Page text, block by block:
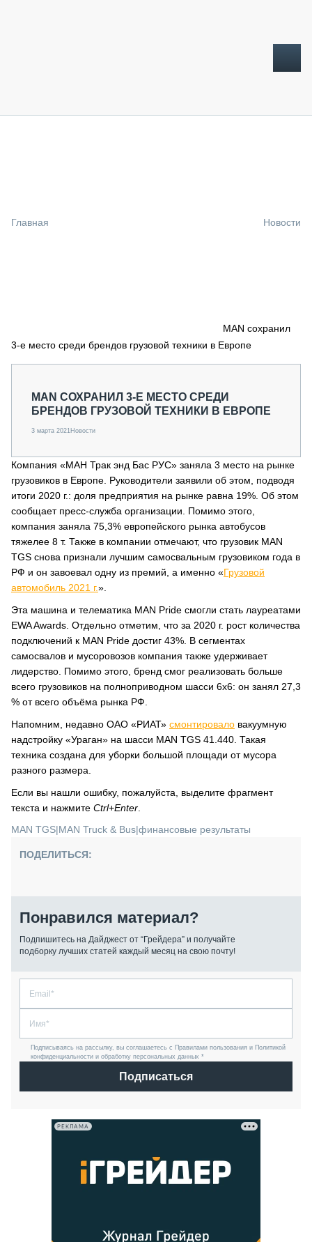
СПЕЦПРОЕКТЫ
О ПРОЕКТЕ
Главная Новости
MAN сохранил
3-е место среди брендов грузовой техники в Европе
MAN СОХРАНИЛ 3-Е МЕСТО СРЕДИ
БРЕНДОВ ГРУЗОВОЙ ТЕХНИКИ В ЕВРОПЕ
3 марта 2021Новости
Компания «МАН Трак энд Бас РУС» заняла 3 место на рынке
грузовиков в Европе. Руководители заявили об этом, подводя
итоги 2020 г.: доля предприятия на рынке равна 19%. Об этом
сообщает пресс-служба организации. Помимо этого,
компания заняла 75,3% европейского рынка автобусов
тяжелее 8 т. Также в компании отмечают, что грузовик MAN
TGS снова признали лучшим самосвальным грузовиком года в
РФ и он завоевал одну из премий, а именно «Грузовой
автомобиль 2021 г.».
Эта машина и телематика MAN Pride смогли стать лауреатами
EWA Awards. Отдельно отметим, что за 2020 г. рост количества
подключений к MAN Pride достиг 43%. В сегментах
самосвалов и мусоровозов компания также удерживает
лидерство. Помимо этого, бренд смог реализовать больше
всего грузовиков на полноприводном шасси 6х6: он занял 27,3
% от всего объёма рынка РФ.
Напомним, недавно ОАО «РИАТ» смонтировало вакуумную
надстройку «Ураган» на шасси MAN TGS 41.440. Такая
техника создана для уборки большой площади от мусора
разного размера.
Если вы нашли ошибку, пожалуйста, выделите фрагмент
текста и нажмите Ctrl+Enter
MAN TGS|MAN Truck & Bus|финансовые результаты
ПОДЕЛИТЬСЯ:
Понравился материал?
Подпишитесь на Дайджест от “Грейдера” и получайте
подборку лучших статей каждый месяц на свою почту!
Подписываясь на рассылку, вы соглашаетесь с Правилами пользования и Политикой
конфиденциальности и обработку персональных данных *
Подписаться
РЕКЛАМА